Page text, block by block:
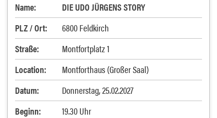
Name:
DIE UDO JÜRGENS STORY
PLZ / Ort:
6800 Feldkirch
Straße:
Montfortplatz 1
Location:
Montforthaus (Großer Saal)
Datum:
Donnerstag, 25.02.2027
Beginn:
19.30 Uhr